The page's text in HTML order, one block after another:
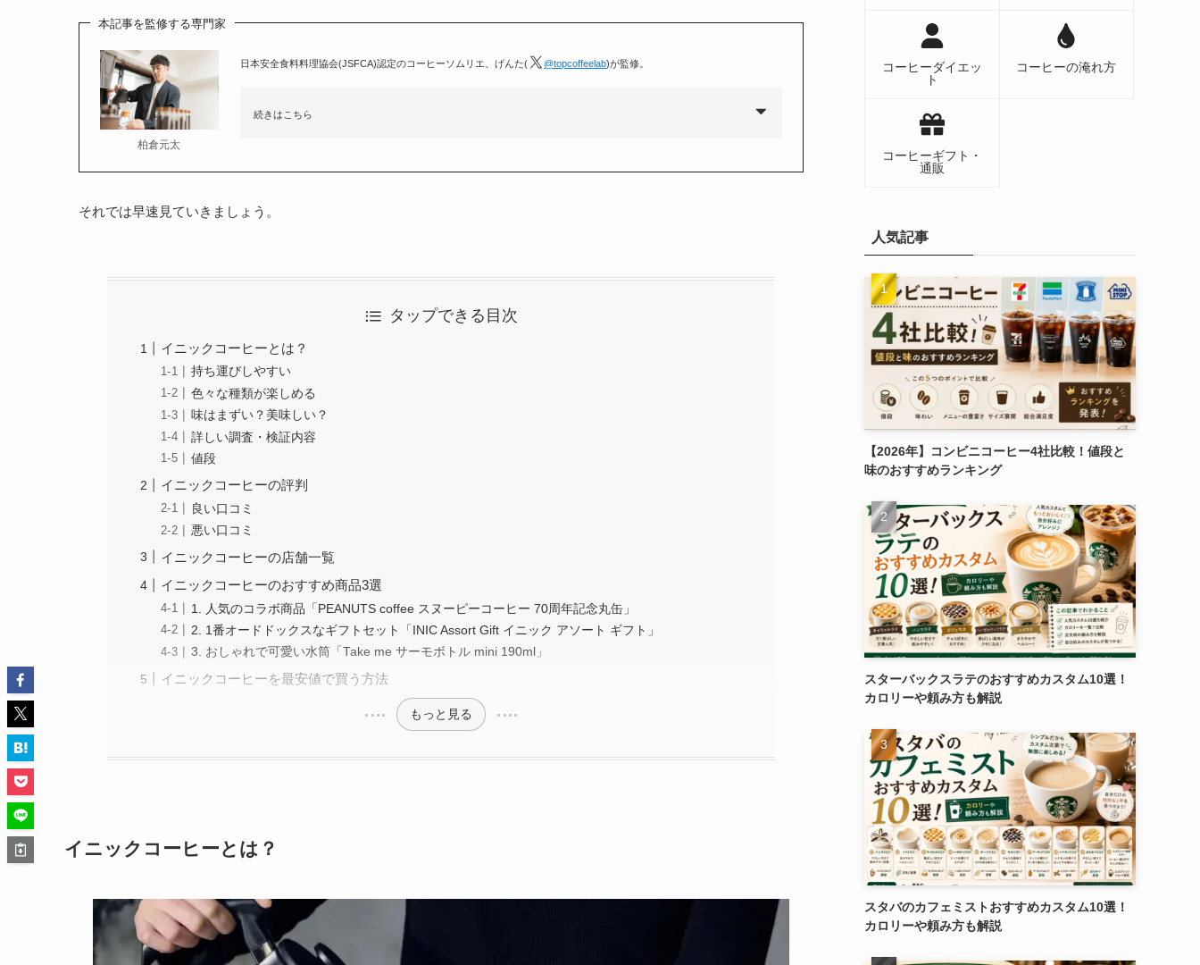
本記事を監修する専門家
柏倉元太
日本安全食料料理協会(JSFCA)認定のコーヒーソムリエ、げんた( @topcoffeelab)が監修。
続きはこちら
それでは早速見ていきましょう。
タップできる目次
イニックコーヒーとは？
持ち運びしやすい
色々な種類が楽しめる
味はまずい？美味しい？
詳しい調査・検証内容
値段
イニックコーヒーの評判
良い口コミ
悪い口コミ
イニックコーヒーの店舗一覧
イニックコーヒーのおすすめ商品3選
1. 人気のコラボ商品「PEANUTS coffee スヌーピーコーヒー 70周年記念丸缶」
2. 1番オードドックスなギフトセット「INIC Assort Gift イニック アソート ギフト」
3. おしゃれで可愛い水筒「Take me サーモボトル mini 190ml」
イニックコーヒーを最安値で買う方法
もっと見る
イニックコーヒーとは？
コーヒーダイエッ
ト
コーヒーの淹れ方
コーヒーギフト・
通販
人気記事
【2026年】コンビニコーヒー4社比較！値段と
味のおすすめランキング
スターバックスラテのおすすめカスタム10選！
カロリーや頼み方も解説
スタバのカフェミストおすすめカスタム10選！
カロリーや頼み方も解説